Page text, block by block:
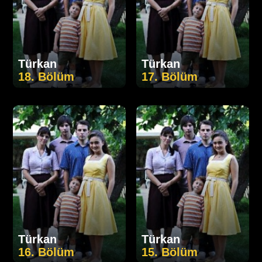
Türkan
18. Bölüm
Türkan
17. Bölüm
Türkan
16. Bölüm
Türkan
15. Bölüm